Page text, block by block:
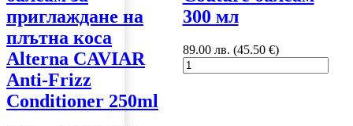
приглаждане на
плътна коса
Alterna CAVIAR
Anti-Frizz
Conditioner 250ml
300 мл
89.00 лв. (45.50 €)